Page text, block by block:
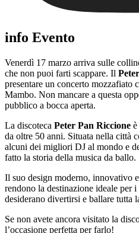
info Evento
Venerdì 17 marzo arriva sulle
che non puoi farti scappare. Il
presentare un concerto
Mambo. Non mancare a questa
pubblico a bocca aperta.
La discoteca Peter Pan Riccione
da oltre 50 anni. Situata nella città
alcuni dei migliori DJ al mondo e
fatto la storia della musica da ballo.
Il suo design moderno, innovativo
rendono la destinazione ideale per
desiderano divertirsi e ballare tutta
Se non avete ancora visitato la
l’occasione perfetta per farlo!